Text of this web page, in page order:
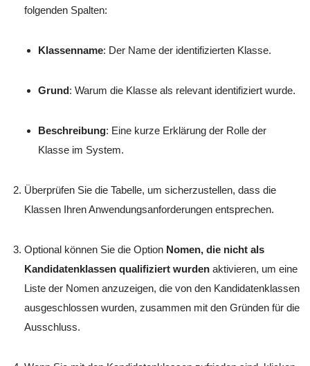
folgenden Spalten:
Klassenname: Der Name der identifizierten Klasse.
Grund: Warum die Klasse als relevant identifiziert wurde.
Beschreibung: Eine kurze Erklärung der Rolle der
Klasse im System.
Überprüfen Sie die Tabelle, um sicherzustellen, dass die
Klassen Ihren Anwendungsanforderungen entsprechen.
Optional können Sie die Option Nomen, die nicht als
Kandidatenklassen qualifiziert wurden aktivieren, um eine
Liste der Nomen anzuzeigen, die von den Kandidatenklassen
ausgeschlossen wurden, zusammen mit den Gründen für die
Ausschluss.